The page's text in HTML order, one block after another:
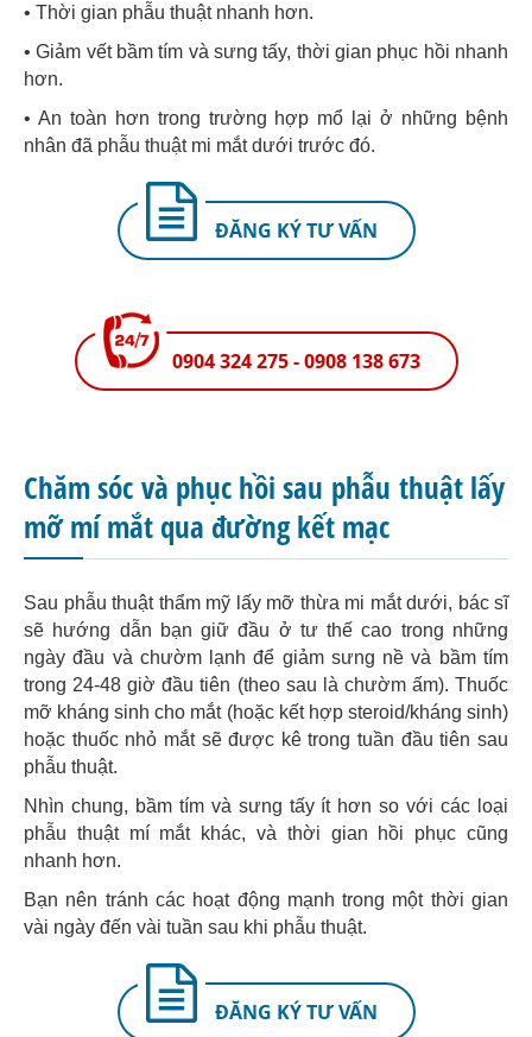
• Thời gian phẫu thuật nhanh hơn.
• Giảm vết bầm tím và sưng tấy, thời gian phục hồi nhanh
hơn.
• An toàn hơn trong trường hợp mổ lại ở những bệnh
nhân đã phẫu thuật mi mắt dưới trước đó.
ĐĂNG KÝ TƯ VẤN
0904 324 275 - 0908 138 673
Chăm sóc và phục hồi sau phẫu thuật lấy
mỡ mí mắt qua đường kết mạc
Sau phẫu thuật thẩm mỹ lấy mỡ thừa mi mắt dưới, bác sĩ
sẽ hướng dẫn bạn giữ đầu ở tư thế cao trong những
ngày đầu và chườm lạnh để giảm sưng nề và bầm tím
trong 24-48 giờ đầu tiên (theo sau là chườm ấm). Thuốc
mỡ kháng sinh cho mắt (hoặc kết hợp steroid/kháng sinh)
hoặc thuốc nhỏ mắt sẽ được kê trong tuần đầu tiên sau
phẫu thuật.
Nhìn chung, bầm tím và sưng tấy ít hơn so với các loại
phẫu thuật mí mắt khác, và thời gian hồi phục cũng
nhanh hơn.
Bạn nên tránh các hoạt động mạnh trong một thời gian
vài ngày đến vài tuần sau khi phẫu thuật.
ĐĂNG KÝ TƯ VẤN